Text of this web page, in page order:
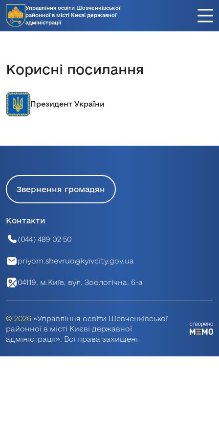
Управління освіти Шевченківської
районної в місті Києві державної
адміністрації
Корисні посилання
Президент України
Звернення громадян
Контакти
(044) 489 02 50
priyom.shevruo@kyivcity.gov.ua
04119, м.Київ, вул. Зоологічна, 6-а
© 2026 «Управління освіти Шевченківської
районної в місті Києві державної
адміністрації». Всі права захищені